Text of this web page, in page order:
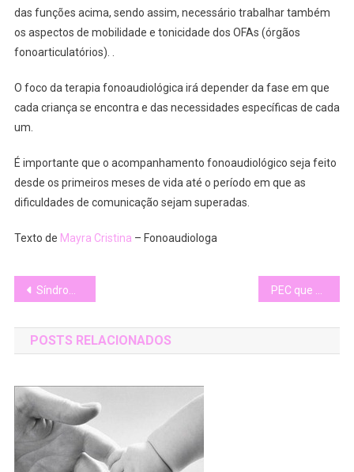
das funções acima, sendo assim, necessário trabalhar também
os aspectos de mobilidade e tonicidade dos OFAs (órgãos
fonoarticulatórios). .
O foco da terapia fonoaudiológica irá depender da fase em que
cada criança se encontra e das necessidades específicas de cada
um.
É importante que o acompanhamento fonoaudiológico seja feito
desde os primeiros meses de vida até o período em que as
dificuldades de comunicação sejam superadas.
Texto de Mayra Cristina – Fonoaudiologa
Navegação
de
Post
Síndrome de Down não tem grau
POSTS RELACIONADOS